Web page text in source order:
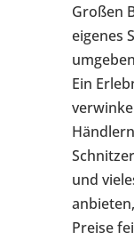
Großen
eigenes
Ein
und
Preise